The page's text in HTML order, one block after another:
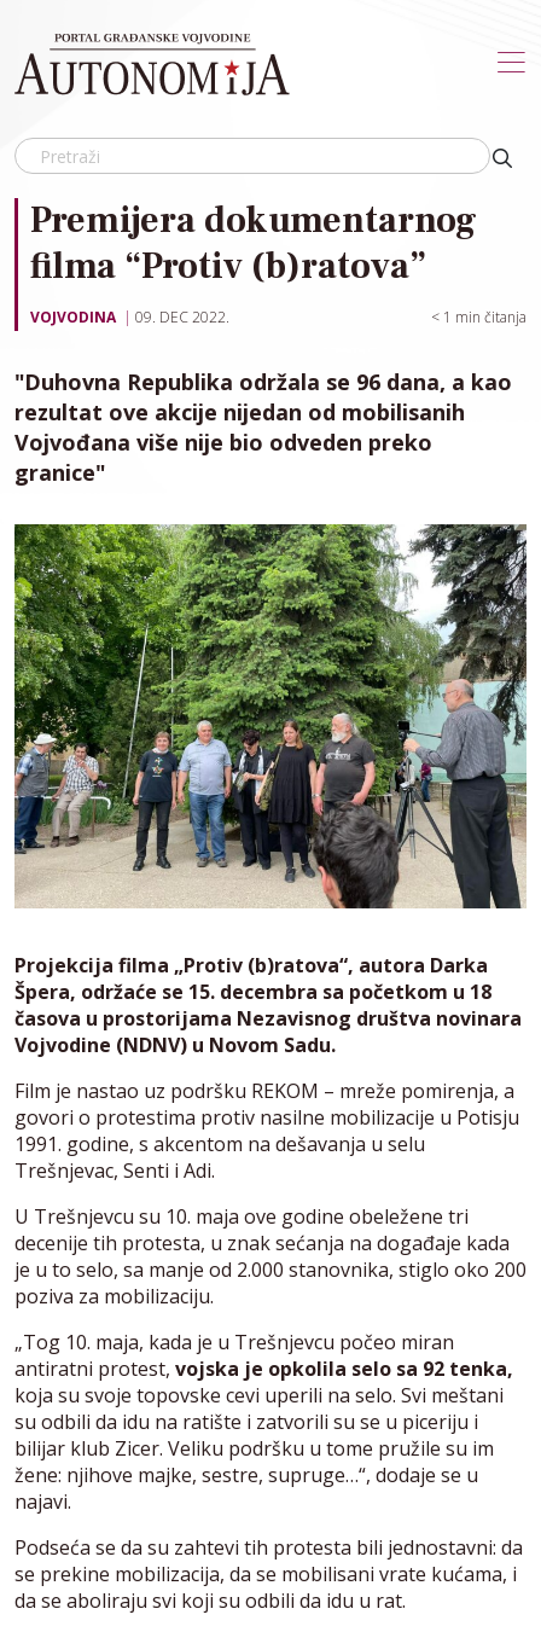
Premijera dokumentarnog
filma “Protiv (b)ratova”
VOJVODINA 09. DEC 2022. < 1 min čitanja
"Duhovna Republika održala se 96 dana, a kao
rezultat ove akcije nijedan od mobilisanih
Vojvođana više nije bio odveden preko
granice"
Projekcija filma „Protiv (b)ratova“, autora Darka
Špera, održaće se 15. decembra sa početkom u 18
časova u prostorijama Nezavisnog društva novinara
Vojvodine (NDNV) u Novom Sadu.
Film je nastao uz podršku REKOM – mreže pomirenja, a
govori o protestima protiv nasilne mobilizacije u Potisju
1991. godine, s akcentom na dešavanja u selu
Trešnjevac, Senti i Adi.
U Trešnjevcu su 10. maja ove godine obeležene tri
decenije tih protesta, u znak sećanja na događaje kada
je u to selo, sa manje od 2.000 stanovnika, stiglo oko 200
poziva za mobilizaciju.
„Tog 10. maja, kada je u Trešnjevcu počeo miran
antiratni protest, vojska je opkolila selo sa 92 tenka,
koja su svoje topovske cevi uperili na selo. Svi meštani
su odbili da idu na ratište i zatvorili su se u piceriju i
bilijar klub Zicer. Veliku podršku u tome pružile su im
žene: njihove majke, sestre, supruge…“, dodaje se u
najavi.
Podseća se da su zahtevi tih protesta bili jednostavni: da
se prekine mobilizacija, da se mobilisani vrate kućama, i
da se aboliraju svi koji su odbili da idu u rat.